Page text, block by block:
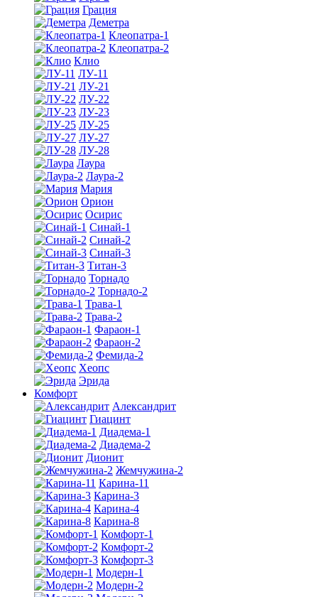
Грация
Деметра
Клеопатра-1
Клеопатра-2
Клио
ЛУ-11
ЛУ-21
ЛУ-22
ЛУ-23
ЛУ-25
ЛУ-27
ЛУ-28
Лаура
Лаура-2
Мария
Орион
Осирис
Синай-1
Синай-2
Синай-3
Титан-3
Торнадо
Торнадо-2
Трава-1
Трава-2
Фараон-1
Фараон-2
Фемида-2
Хеопс
Эрида
Комфорт
Алекcандрит
Гиацинт
Диадема-1
Диадема-2
Дионит
Жемчужина-2
Карина-11
Карина-3
Карина-4
Карина-8
Комфорт-1
Комфорт-2
Комфорт-3
Модерн-1
Модерн-2